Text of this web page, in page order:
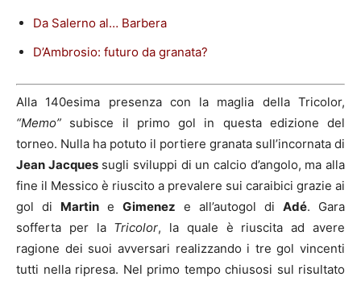
Da Salerno al… Barbera
D’Ambrosio: futuro da granata?
Alla 140esima presenza con la maglia della Tricolor,
“Memo” subisce il primo gol in questa edizione del
torneo. Nulla ha potuto il portiere granata sull’incornata di
Jean Jacquessugli sviluppi di un calcio d’angolo, ma alla
fine il Messico è riuscito a prevalere sui caraibici grazie ai
gol di Martin e Gimenez e all’autogol di Adé. Gara
sofferta per la Tricolor, la quale è riuscita ad avere
ragione dei suoi avversari realizzando i tre gol vincenti
tutti nella ripresa. Nel primo tempo chiusosi sul risultato